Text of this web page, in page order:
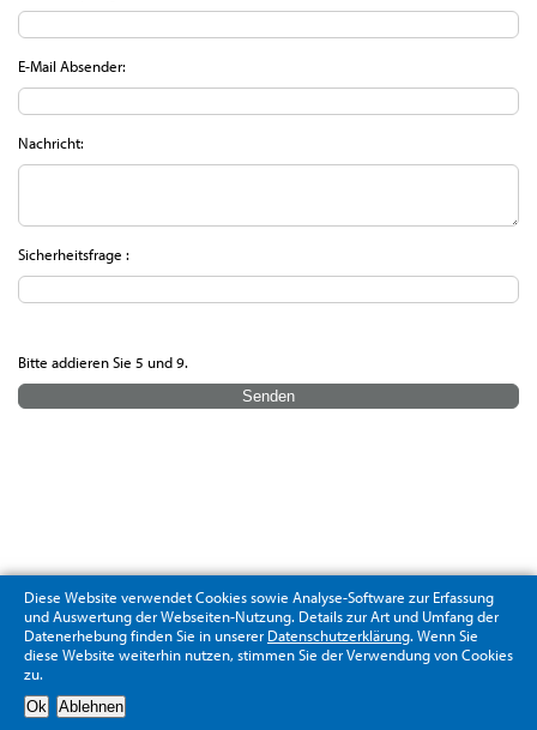
PRODUKTE
JOB & KARRIERE
KONTAKT
E-Mail Absender:
Nachricht:
Sicherheitsfrage :
Bitte addieren Sie 5 und 9.
Diese Website verwendet Cookies sowie Analyse-Software zur Erfassung
und Auswertung der Webseiten-Nutzung. Details zur Art und Umfang der
Datenerhebung finden Sie in unserer Datenschutzerklärung. Wenn Sie
diese Website weiterhin nutzen, stimmen Sie der Verwendung von Cookies
zu.